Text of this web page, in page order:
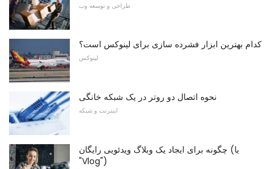
طراحی و توسعه وب
کدام بهترین ابزار فشرده سازی برای لینوکس است؟
لینوکس
نحوه اتصال دو روتر در یک شبکه خانگی
اینترنت و شبکه
چگونه برای ایجاد یک وبلاگ ویدئویی رایگان (یا
"Vlog")